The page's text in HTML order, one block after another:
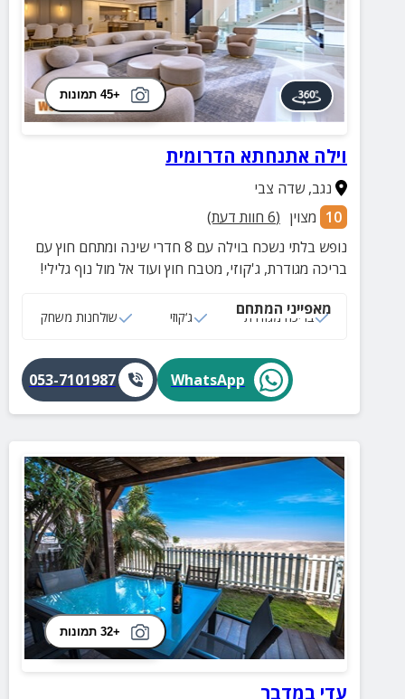
+45 תמונות
וילה אתנחתא הדרומית
נגב,שדה צבי
10 מצוין (
6 חוות דעת)
נופש בלתי נשכח בוילה עם 8 חדרי שינה ומתחם חוץ עם
בריכה מגודרת, ג'קוזי, מטבח חוץ ועוד אל מול נוף גלילי!
מאפייני המתחם
בריכה מגודרת ג‘קוזי שולחנות משחק
WhatsApp
053-7101987
+32 תמונות
עדי במדבר